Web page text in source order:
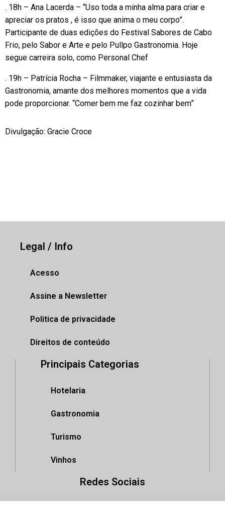
. 18h – Ana Lacerda – “Uso toda a minha alma para criar e
apreciar os pratos , é isso que anima o meu corpo”.
Participante de duas edições do Festival Sabores de Cabo
Frio, pelo Sabor e Arte e pelo Pullpo Gastronomia. Hoje
segue carreira solo, como Personal Chef
. 19h – Patrícia Rocha – Filmmaker, viajante e entusiasta da
Gastronomia, amante dos melhores momentos que a vida
pode proporcionar. “Comer bem me faz cozinhar bem”
Divulgação: Gracie Croce
Legal / Info
Acesso
Assine a Newsletter
Politica de privacidade
Direitos de conteúdo
Principais Categorias
Hotelaria
Gastronomia
Turismo
Vinhos
Redes Sociais